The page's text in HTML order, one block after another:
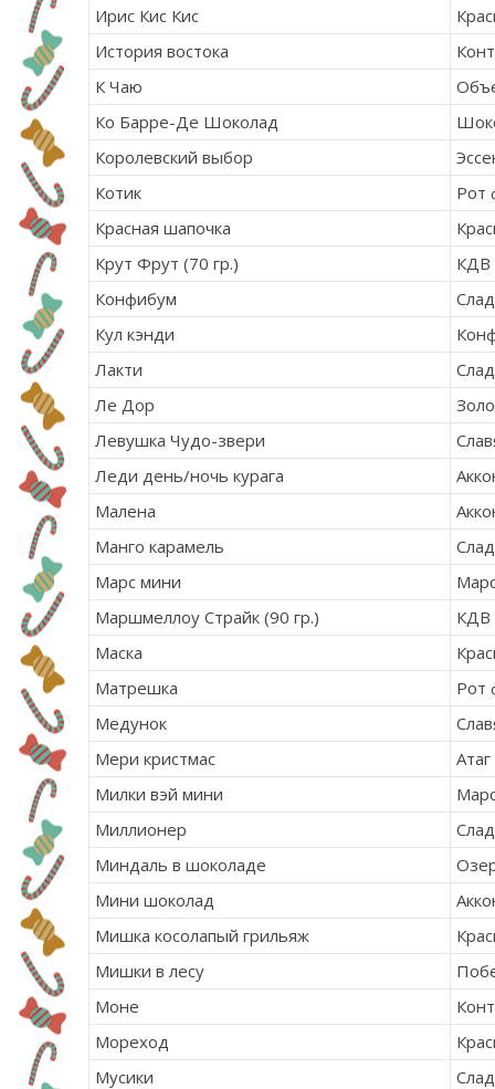
Ирис Кис Кис
История востока
К Чаю
Ко Барре-Де Шоколад
Королевский выбор
Котик
Рот
Красная шапочка
Крут Фрут (70 гр.)
КДВ
Конфибум
Кул кэнди
Лакти
Ле Дор
Левушка Чудо-звери
Леди день/ночь курага
Малена
Манго карамель
Марс мини
Маршмеллоу Страйк (90 гр.)
КДВ
Маска
Матрешка
Рот
Медунок
Мери кристмас
Атаг
Милки вэй мини
Миллионер
Миндаль в шоколаде
Мини шоколад
Мишка косолапый грильяж
Мишки в лесу
Моне
Мореход
Мусики